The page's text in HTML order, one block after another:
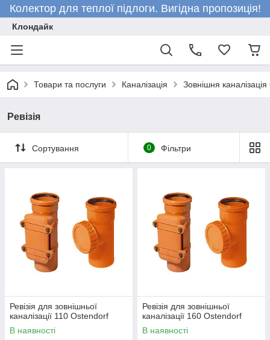
Колектор для теплої підлоги. Вигідна пропозиція!
Клондайк
Товари та послуги Каналізація Зовнішня
Ревізія
Сортування 0 Фільтри
Ревізія для зовнішньої
каналізації 110 Ostendorf
В наявності
Ревізія для зовнішньої
каналізації 160 Ostendorf
В наявності